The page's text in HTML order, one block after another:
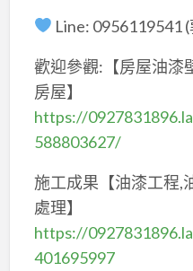
Line: 0956119541
歡迎參觀:【房屋油漆
房屋】
https://
588803627/
施工成果【油漆工程,
處理】
https://
401695997